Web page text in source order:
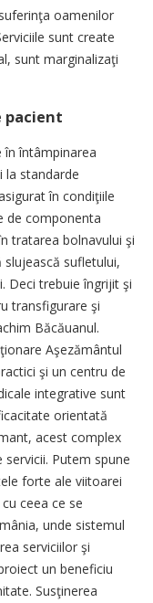
oamenilor
sunt create
sunt marginalizaţi
pacient
în întâmpinarea
la standarde
în condiţiile
de componenta
tratarea bolnavului şi
slujească sufletului,
Deci trebuie îngrijit şi
transfigurare şi
Băcăuanul.
Aşezământul
şi un centru de
integrative sunt
orientată
acest complex
Putem spune
forte ale viitoarei
ceea ce se
unde sistemul
serviciilor şi
un beneficiu
Susţinerea